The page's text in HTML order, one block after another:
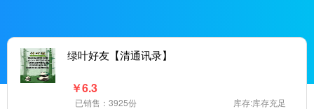
绿叶好友【清通讯录】
￥6.3
已销售：3925份 库存:库存充足